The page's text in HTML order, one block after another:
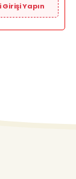
Yapın